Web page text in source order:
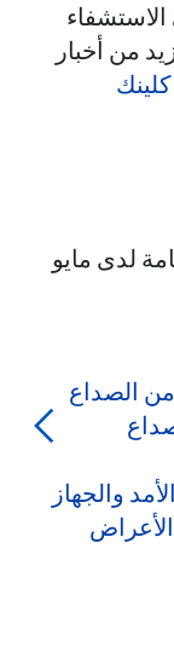
من أخبار
لدى مايو
من الصداع
والجهاز